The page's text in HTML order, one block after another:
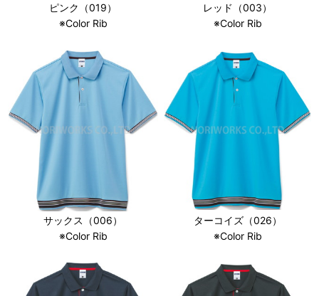
ピンク（019）
※Color Rib
レッド（003）
※Color Rib
サックス（006）
※Color Rib
ターコイズ（026）
※Color Rib